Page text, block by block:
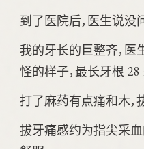
到了医院后，医生说没
我的牙长的巨整齐，医
怪的样子，最长牙根 28
打了麻药有点痛和木，
拔牙痛感约为指尖采血